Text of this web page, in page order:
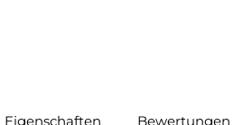
Eigenschaften Bewertungen